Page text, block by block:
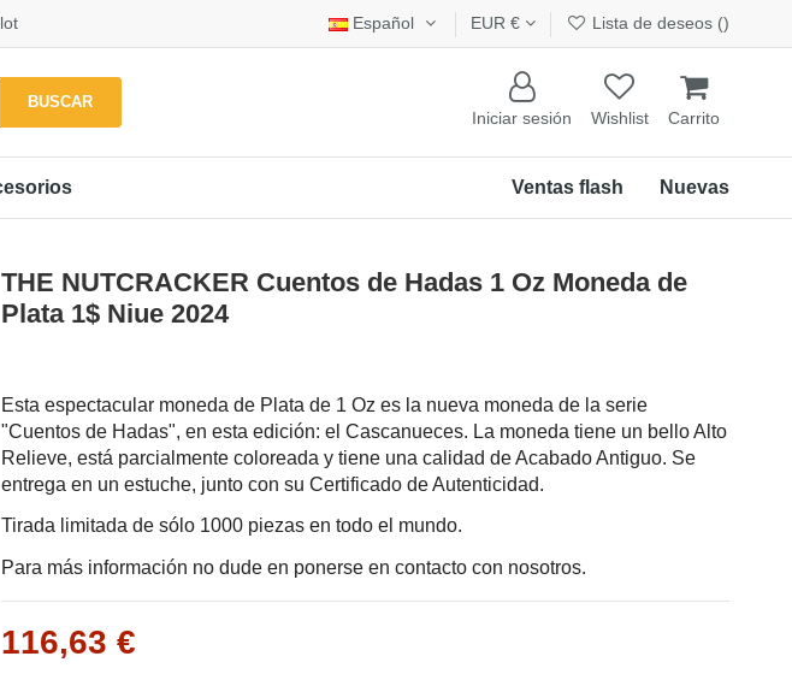
Español EUR € Lista de deseos ()
BUSCAR
Iniciar sesión Wishlist Carrito
Nuevas
Ventas flash
THE NUTCRACKER Cuentos de Hadas 1 Oz Moneda de
Plata 1$ Niue 2024
Esta espectacular moneda de Plata de 1 Oz es la nueva moneda de la serie
"Cuentos de Hadas", en esta edición: el Cascanueces. La moneda tiene un bello Alto
Relieve, está parcialmente coloreada y tiene una calidad de Acabado Antiguo. Se
entrega en un estuche, junto con su Certificado de Autenticidad.
Tirada limitada de sólo 1000 piezas en todo el mundo.
Para más información no dude en ponerse en contacto con nosotros.
116,63 €